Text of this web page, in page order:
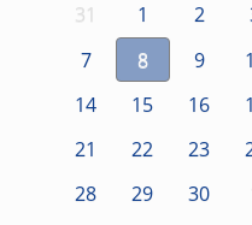
31 1 2
7
8 9
14
15 16
21
22 23
28
29 30